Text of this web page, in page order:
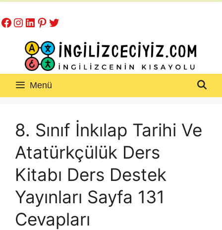
atla
Facebook
Instagram
LinkedIn
Pinterest
Twitter
Menü
8. Sınıf İnkılap Tarihi Ve
Atatürkçülük Ders
Kitabı Ders Destek
Yayınları Sayfa 131
Cevapları